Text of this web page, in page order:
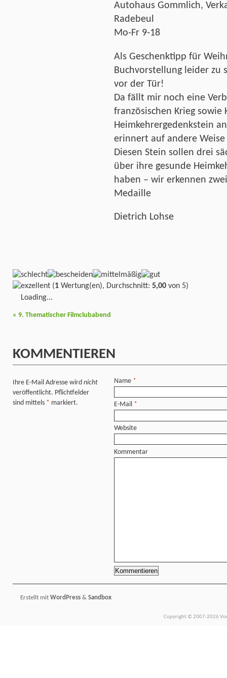
Autohaus Gommlich,
Radebeul
Mo-Fr 9-18
Als Geschenktipp für
Buchvorstellung leider zu
vor der Tür!
Da fällt mir noch eine
französischen Krieg sowie
Heimkehrergedenkstein
erinnert auf andere
Diesen Stein sollen drei
über ihre gesunde
haben – wir erkennen
Medaille
Dietrich Lohse
(1 Wertung(en), Durchschnitt: 5,00 von 5)
Loading...
« 9. Thematischer Filmclubabend
KOMMENTIEREN
Ihre E-Mail Adresse wird nicht
veröffentlicht. Pflichtfelder
sind mittels * markiert.
Name *
E-Mail *
Website
Kommentar
Erstellt mit WordPress & Sandbox
Copyright © 2007-2026